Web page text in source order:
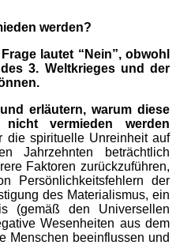
werden?
lautet “Nein”, obwohl
3. Weltkrieges und der
erläutern, warum diese
nicht vermieden werden
die spirituelle Unreinheit auf
beträchtlich
Faktoren zurückzuführen,
Persönlichkeitsfehlern der
des Materialismus, ein
(gemäß den Universellen
Wesenheiten aus dem
Menschen beeinflussen und